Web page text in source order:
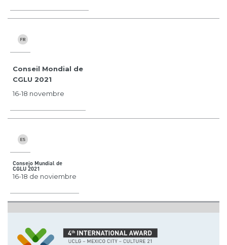
Conseil Mondial de
CGLU 2021
16-18 novembre
Consejo Mundial de
CGLU 2021
16-18 de noviembre